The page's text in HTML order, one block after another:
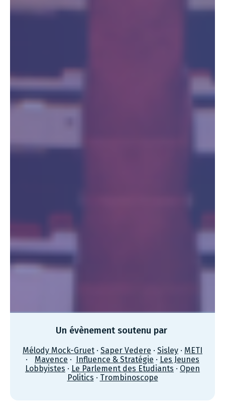
Un évènement soutenu par
Mélody Mock-Gruet · Saper Vedere · Sisley · METI
· Mavence · Influence & Stratégie · Les Jeunes
Lobbyistes · Le Parlement des Etudiants · Open
Politics · Trombinoscope